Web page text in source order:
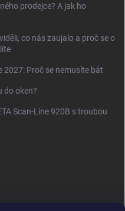
prodejce? A jak ho
co nás zaujalo a proč se o
Proč se nemusíte bát
do oken?
Scan-Line 920B s troubou